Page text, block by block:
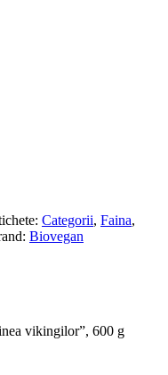
Categorii, Faina,
Biovegan
vikingilor”, 600 g